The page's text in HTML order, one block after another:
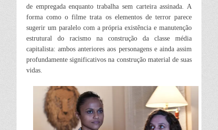
de empregada enquanto trabalha sem carteira assinada. A
forma como o filme trata os elementos de terror parece
sugerir um paralelo com a própria existência e manutenção
estrutural do racismo na construção da classe média
capitalista: ambos anteriores aos personagens e ainda assim
profundamente significativos na construção material de suas
vidas.